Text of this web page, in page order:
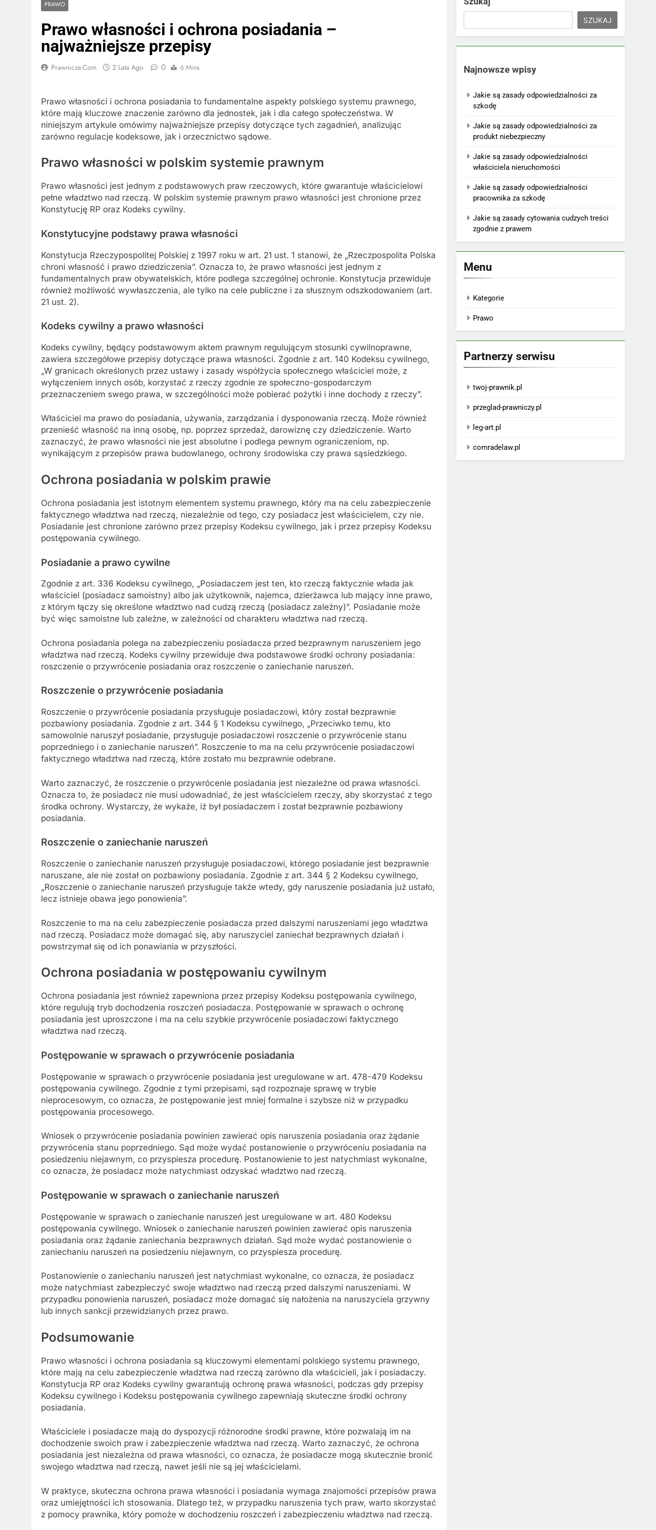
PRAWO
Prawo własności i ochrona posiadania –
najważniejsze przepisy
Prawnicze.com 2 Lata Ago 0 6 Mins
Prawo własności i ochrona posiadania to fundamentalne aspekty polskiego systemu prawnego,
które mają kluczowe znaczenie zarówno dla jednostek, jak i dla całego społeczeństwa. W
niniejszym artykule omówimy najważniejsze przepisy dotyczące tych zagadnień, analizując
zarówno regulacje kodeksowe, jak i orzecznictwo sądowe.
Prawo własności w polskim systemie prawnym
Prawo własności jest jednym z podstawowych praw rzeczowych, które gwarantuje właścicielowi
pełne władztwo nad rzeczą. W polskim systemie prawnym prawo własności jest chronione przez
Konstytucję RP oraz Kodeks cywilny.
Konstytucyjne podstawy prawa własności
Konstytucja Rzeczypospolitej Polskiej z 1997 roku w art. 21 ust. 1 stanowi, że „Rzeczpospolita Polska
chroni własność i prawo dziedziczenia”. Oznacza to, że prawo własności jest jednym z
fundamentalnych praw obywatelskich, które podlega szczególnej ochronie. Konstytucja przewiduje
również możliwość wywłaszczenia, ale tylko na cele publiczne i za słusznym odszkodowaniem (art.
21 ust. 2).
Kodeks cywilny a prawo własności
Kodeks cywilny, będący podstawowym aktem prawnym regulującym stosunki cywilnoprawne,
zawiera szczegółowe przepisy dotyczące prawa własności. Zgodnie z art. 140 Kodeksu cywilnego,
„W granicach określonych przez ustawy i zasady współżycia społecznego właściciel może, z
wyłączeniem innych osób, korzystać z rzeczy zgodnie ze społeczno-gospodarczym
przeznaczeniem swego prawa, w szczególności może pobierać pożytki i inne dochody z rzeczy”.
Właściciel ma prawo do posiadania, używania, zarządzania i dysponowania rzeczą. Może również
przenieść własność na inną osobę, np. poprzez sprzedaż, darowiznę czy dziedziczenie. Warto
zaznaczyć, że prawo własności nie jest absolutne i podlega pewnym ograniczeniom, np.
wynikającym z przepisów prawa budowlanego, ochrony środowiska czy prawa sąsiedzkiego.
Ochrona posiadania w polskim prawie
Ochrona posiadania jest istotnym elementem systemu prawnego, który ma na celu zabezpieczenie
faktycznego władztwa nad rzeczą, niezależnie od tego, czy posiadacz jest właścicielem, czy nie.
Posiadanie jest chronione zarówno przez przepisy Kodeksu cywilnego, jak i przez przepisy Kodeksu
postępowania cywilnego.
Posiadanie a prawo cywilne
Zgodnie z art. 336 Kodeksu cywilnego, „Posiadaczem jest ten, kto rzeczą faktycznie włada jak
właściciel (posiadacz samoistny) albo jak użytkownik, najemca, dzierżawca lub mający inne prawo,
z którym łączy się określone władztwo nad cudzą rzeczą (posiadacz zależny)”. Posiadanie może
być więc samoistne lub zależne, w zależności od charakteru władztwa nad rzeczą.
Ochrona posiadania polega na zabezpieczeniu posiadacza przed bezprawnym naruszeniem jego
władztwa nad rzeczą. Kodeks cywilny przewiduje dwa podstawowe środki ochrony posiadania:
roszczenie o przywrócenie posiadania oraz roszczenie o zaniechanie naruszeń.
Roszczenie o przywrócenie posiadania
Roszczenie o przywrócenie posiadania przysługuje posiadaczowi, który został bezprawnie
pozbawiony posiadania. Zgodnie z art. 344 § 1 Kodeksu cywilnego, „Przeciwko temu, kto
samowolnie naruszył posiadanie, przysługuje posiadaczowi roszczenie o przywrócenie stanu
poprzedniego i o zaniechanie naruszeń”. Roszczenie to ma na celu przywrócenie posiadaczowi
faktycznego władztwa nad rzeczą, które zostało mu bezprawnie odebrane.
Warto zaznaczyć, że roszczenie o przywrócenie posiadania jest niezależne od prawa własności.
Oznacza to, że posiadacz nie musi udowadniać, że jest właścicielem rzeczy, aby skorzystać z tego
środka ochrony. Wystarczy, że wykaże, iż był posiadaczem i został bezprawnie pozbawiony
posiadania.
Roszczenie o zaniechanie naruszeń
Roszczenie o zaniechanie naruszeń przysługuje posiadaczowi, którego posiadanie jest bezprawnie
naruszane, ale nie został on pozbawiony posiadania. Zgodnie z art. 344 § 2 Kodeksu cywilnego,
„Roszczenie o zaniechanie naruszeń przysługuje także wtedy, gdy naruszenie posiadania już ustało,
lecz istnieje obawa jego ponowienia”.
Roszczenie to ma na celu zabezpieczenie posiadacza przed dalszymi naruszeniami jego władztwa
nad rzeczą. Posiadacz może domagać się, aby naruszyciel zaniechał bezprawnych działań i
powstrzymał się od ich ponawiania w przyszłości.
Ochrona posiadania w postępowaniu cywilnym
Ochrona posiadania jest również zapewniona przez przepisy Kodeksu postępowania cywilnego,
które regulują tryb dochodzenia roszczeń posiadacza. Postępowanie w sprawach o ochronę
posiadania jest uproszczone i ma na celu szybkie przywrócenie posiadaczowi faktycznego
władztwa nad rzeczą.
Postępowanie w sprawach o przywrócenie posiadania
Postępowanie w sprawach o przywrócenie posiadania jest uregulowane w art. 478-479 Kodeksu
postępowania cywilnego. Zgodnie z tymi przepisami, sąd rozpoznaje sprawę w trybie
nieprocesowym, co oznacza, że postępowanie jest mniej formalne i szybsze niż w przypadku
postępowania procesowego.
Wniosek o przywrócenie posiadania powinien zawierać opis naruszenia posiadania oraz żądanie
przywrócenia stanu poprzedniego. Sąd może wydać postanowienie o przywróceniu posiadania na
posiedzeniu niejawnym, co przyspiesza procedurę. Postanowienie to jest natychmiast wykonalne,
co oznacza, że posiadacz może natychmiast odzyskać władztwo nad rzeczą.
Postępowanie w sprawach o zaniechanie naruszeń
Postępowanie w sprawach o zaniechanie naruszeń jest uregulowane w art. 480 Kodeksu
postępowania cywilnego. Wniosek o zaniechanie naruszeń powinien zawierać opis naruszenia
posiadania oraz żądanie zaniechania bezprawnych działań. Sąd może wydać postanowienie o
zaniechaniu naruszeń na posiedzeniu niejawnym, co przyspiesza procedurę.
Postanowienie o zaniechaniu naruszeń jest natychmiast wykonalne, co oznacza, że posiadacz
może natychmiast zabezpieczyć swoje władztwo nad rzeczą przed dalszymi naruszeniami. W
przypadku ponowienia naruszeń, posiadacz może domagać się nałożenia na naruszyciela grzywny
lub innych sankcji przewidzianych przez prawo.
Podsumowanie
Prawo własności i ochrona posiadania są kluczowymi elementami polskiego systemu prawnego,
które mają na celu zabezpieczenie władztwa nad rzeczą zarówno dla właścicieli, jak i posiadaczy.
Konstytucja RP oraz Kodeks cywilny gwarantują ochronę prawa własności, podczas gdy przepisy
Kodeksu cywilnego i Kodeksu postępowania cywilnego zapewniają skuteczne środki ochrony
posiadania.
Właściciele i posiadacze mają do dyspozycji różnorodne środki prawne, które pozwalają im na
dochodzenie swoich praw i zabezpieczenie władztwa nad rzeczą. Warto zaznaczyć, że ochrona
posiadania jest niezależna od prawa własności, co oznacza, że posiadacze mogą skutecznie bronić
swojego władztwa nad rzeczą, nawet jeśli nie są jej właścicielami.
W praktyce, skuteczna ochrona prawa własności i posiadania wymaga znajomości przepisów prawa
oraz umiejętności ich stosowania. Dlatego też, w przypadku naruszenia tych praw, warto skorzystać
z pomocy prawnika, który pomoże w dochodzeniu roszczeń i zabezpieczeniu władztwa nad rzeczą.
SZUKAJ
Najnowsze wpisy
Jakie są zasady odpowiedzialności za
szkodę
Jakie są zasady odpowiedzialności za
produkt niebezpieczny
Jakie są zasady odpowiedzialności
właściciela nieruchomości
Jakie są zasady odpowiedzialności
pracownika za szkodę
Jakie są zasady cytowania cudzych treści
zgodnie z prawem
Menu
Kategorie
Prawo
Partnerzy serwisu
twoj-prawnik.pl
przeglad-prawniczy.pl
leg-art.pl
comradelaw.pl